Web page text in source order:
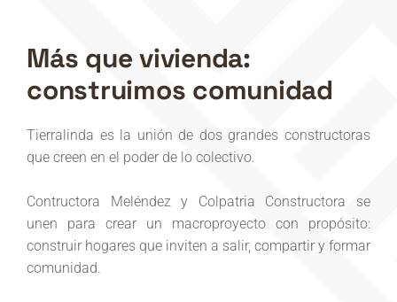
Más que vivienda:
construimos comunidad
Tierralinda es la unión de dos grandes constructoras
que creen en el poder de lo colectivo.
Contructora Meléndez y Colpatria Constructora se
unen para crear un macroproyecto con propósito:
construir hogares que inviten a salir, compartir y formar
comunidad.